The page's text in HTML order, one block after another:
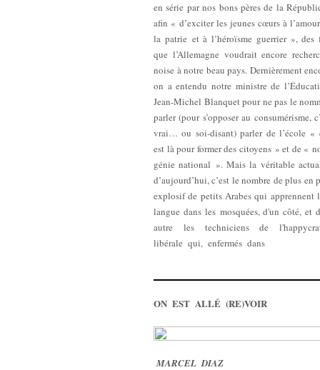
en série par nos bons pères de la
afin « d’exciter les jeunes cœurs à
la patrie et à l’héroïsme guerrier », des
que l’Allemagne voudrait encore
noise à notre beau pays. Dernièrement
on a entendu notre ministre de
Jean-Michel Blanquet pour ne pas le
parler (pour s’opposer au consumérisme,
vrai… ou soi-disant) parler de l’école «
est là pour former des citoyens » et de «
génie national ». Mais la véritable
d’aujourd’hui, c’est le nombre de plus en
explosif de petits Arabes qui apprennent
langue dans les mosquées, d'un côté, et
autre les techniciens de
libérale qui, enfermés dans
ON EST ALLÉ (RE)VOIR
MARCEL DIAZ